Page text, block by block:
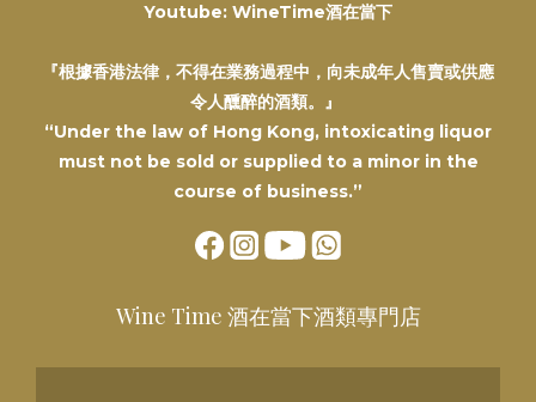
Youtube: WineTime酒在當下
『根據香港法律，不得在業務過程中，向未成年人售賣或供應
令人醺醉的酒類。』
“Under the law of Hong Kong, intoxicating liquor
must not be sold or supplied to a minor in the
course of business.”
Wine Time 酒在當下酒類專門店